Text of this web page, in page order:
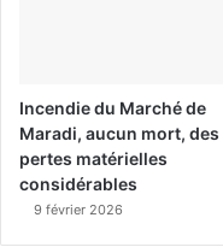
Incendie du Marché de
Maradi, aucun mort, des
pertes matérielles
considérables
9 février 2026